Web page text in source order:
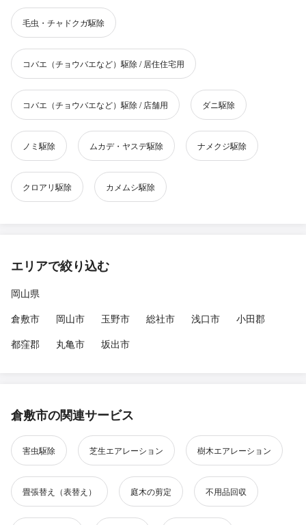
毛虫・チャドクガ駆除
コバエ（チョウバエなど）駆除 / 居住住宅用
コバエ（チョウバエなど）駆除 / 店舗用 ダニ駆除
ノミ駆除 ムカデ・ヤスデ駆除 ナメクジ駆除
クロアリ駆除 カメムシ駆除
エリアで絞り込む
岡山県
倉敷市
岡山市 玉野市 総社市 浅口市
小田郡
都窪郡
丸亀市 坂出市
倉敷市の関連サービス
害虫駆除 芝生エアレーション 樹木エアレーション
畳張替え（表替え） 庭木の剪定 不用品回収